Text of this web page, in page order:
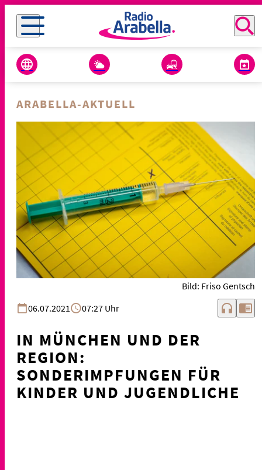
ARABELLA-AKTUELL
Bild: Friso Gentsch
06.07.2021
07:27 Uhr headphones chrome_reader_mode
IN MÜNCHEN UND DER
REGION:
SONDERIMPFUNGEN FÜR
KINDER UND JUGENDLICHE